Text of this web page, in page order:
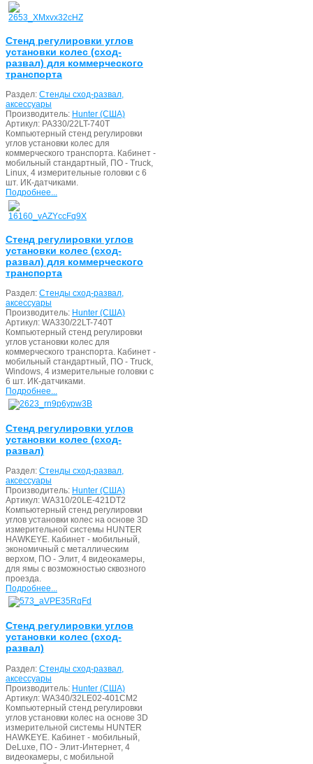
Стенд регулировки углов
установки колес (сход-
развал) для коммерческого
транспорта
Раздел: Стенды сход-развал,
аксессуары
Производитель: Hunter (США)
Артикул: PA330/22LT-740T
Компьютерный стенд регулировки
углов установки колес для
коммерческого транспорта. Кабинет -
мобильный стандартный, ПО - Truck,
Linux, 4 измерительные головки с 6
шт. ИК-датчиками.
Подробнее...
Стенд регулировки углов
установки колес (сход-
развал) для коммерческого
транспорта
Раздел: Стенды сход-развал,
аксессуары
Производитель: Hunter (США)
Артикул: WA330/22LT-740T
Компьютерный стенд регулировки
углов установки колес для
коммерческого транспорта. Кабинет -
мобильный стандартный, ПО - Truck,
Windows, 4 измерительные головки с
6 шт. ИК-датчиками.
Подробнее...
Стенд регулировки углов
установки колес (сход-
развал)
Раздел: Стенды сход-развал,
аксессуары
Производитель: Hunter (США)
Артикул: WA310/20LE-421DT2
Компьютерный стенд регулировки
углов установки колес на основе 3D
измерительной системы HUNTER
HAWKEYE. Кабинет - мобильный,
экономичный с металлическим
верхом, ПО - Элит, 4 видеокамеры,
для ямы с возможностью сквозного
проезда.
Подробнее...
Стенд регулировки углов
установки колес (сход-
развал)
Раздел: Стенды сход-развал,
аксессуары
Производитель: Hunter (США)
Артикул: WA340/32LE02-401CM2
Компьютерный стенд регулировки
углов установки колес на основе 3D
измерительной системы HUNTER
HAWKEYE. Кабинет - мобильный,
DeLuxe, ПО - Элит-Интернет, 4
видеокамеры, с мобильной